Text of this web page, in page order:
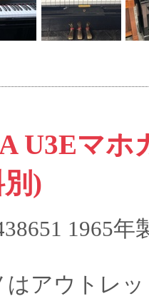
U3Eマホ
)
1965
はアウトレ